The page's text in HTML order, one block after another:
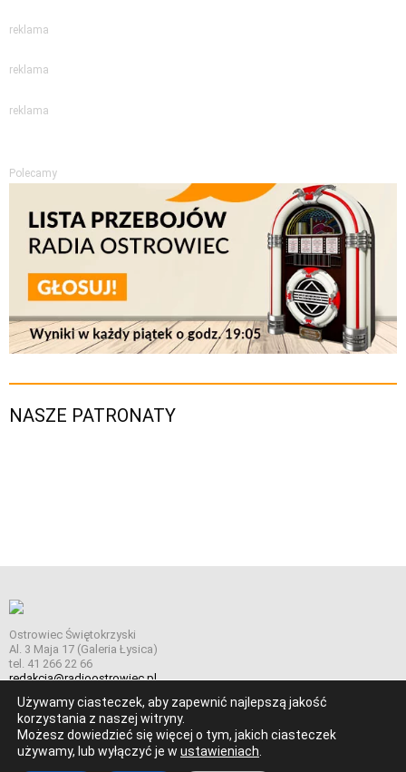
reklama
reklama
reklama
Polecamy
NASZE PATRONATY
Ostrowiec Świętokrzyski
Al. 3 Maja 17 (Galeria Łysica)
tel. 41 266 22 66
redakcja@radioostrowiec.pl
© Wszelkie prawa zastrzeżone. Radio Ostrowiec 2026 Radio
Ostrowiec.
Stworzone z
Używamy ciasteczek, aby zapewnić najlepszą jakość
korzystania z naszej witryny.
Możesz dowiedzieć się więcej o tym, jakich ciasteczek
używamy, lub wyłączyć je w ustawieniach